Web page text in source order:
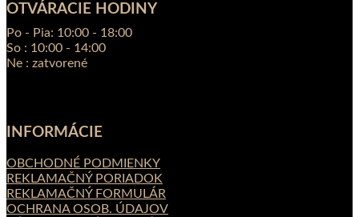
OTVÁRACIE HODINY
Po - Pia: 10:00 - 18:00
So : 10:00 - 14:00
Ne : zatvorené
INFORMÁCIE
OBCHODNÉ PODMIENKY
REKLAMAČNÝ PORIADOK
REKLAMAČNÝ FORMULÁR
OCHRANA OSOB. ÚDAJOV